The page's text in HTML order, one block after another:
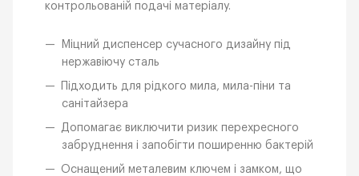
контрольованій подачі матеріалу.
Міцний диспенсер сучасного дизайну під
нержавіючу сталь
Підходить для рідкого мила, мила-піни та
санітайзера
Допомагає виключити ризик перехресного
забруднення і запобігти поширенню бактерій
Оснащений металевим ключем і замком, що